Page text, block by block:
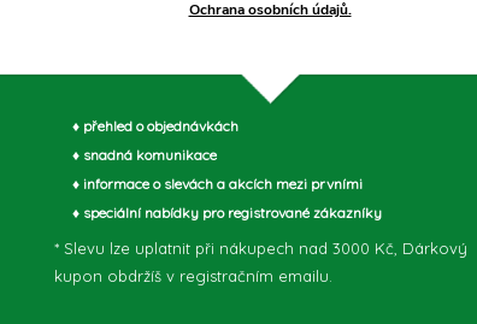
Ochrana osobních údajů.
♦ přehled o objednávkách
♦ snadná komunikace
♦ informace o slevách a akcích mezi prvními
♦ speciální nabídky pro registrované zákazníky
* Slevu lze uplatnit při nákupech nad 3000 Kč, Dárkový
kupon obdržíš v registračním emailu.